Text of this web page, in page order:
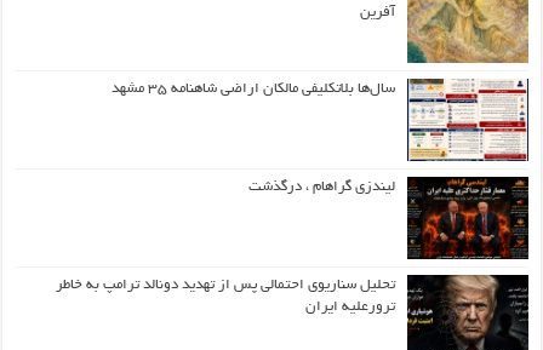
آفرین
سال‌ها بلاتکلیفی مالکان اراضی شاهنامه ۳۵ مشهد
لیندزی گراهام ، درگذشت
تحلیل سناریوی احتمالی پس از تهدید دونالد ترامپ به خاطر
ترورعلیه ایران